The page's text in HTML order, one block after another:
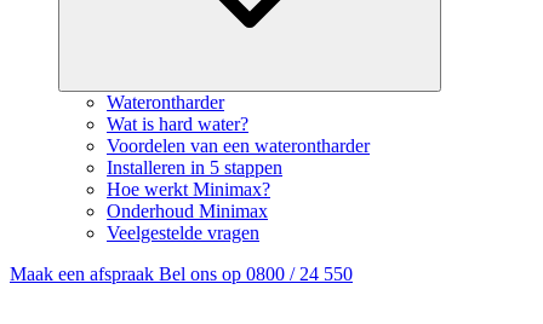
Waterontharder
Wat is hard water?
Voordelen van een waterontharder
Installeren in 5 stappen
Hoe werkt Minimax?
Onderhoud Minimax
Veelgestelde vragen
Maak een afspraak Bel ons op 0800 / 24 550